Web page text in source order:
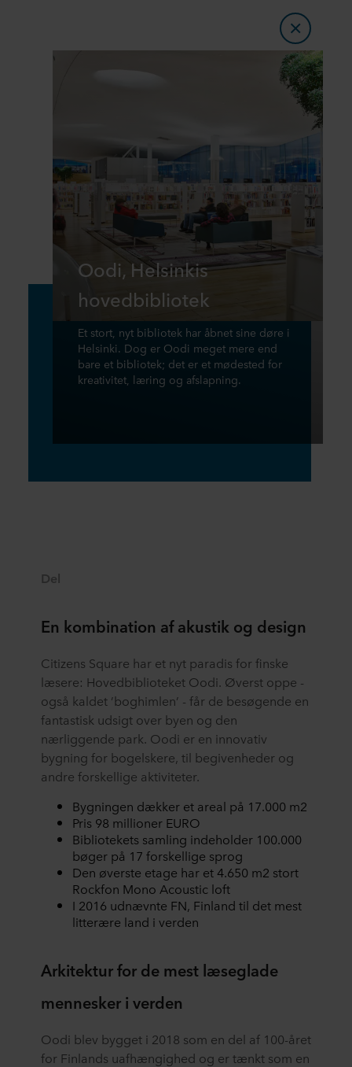
Oodi, Helsinkis
hovedbibliotek
Et stort, nyt bibliotek har åbnet sine døre i
Helsinki. Dog er Oodi meget mere end
bare et bibliotek; det er et mødested for
kreativitet, læring og afslapning.
Del
En kombination af akustik og design
Citizens Square har et nyt paradis for finske
læsere: Hovedbiblioteket Oodi. Øverst oppe -
også kaldet ’boghimlen’ - får de besøgende en
fantastisk udsigt over byen og den
nærliggende park. Oodi er en innovativ
bygning for bogelskere, til begivenheder og
andre forskellige aktiviteter.
Bygningen dækker et areal på 17.000 m2
Pris 98 millioner EURO
Bibliotekets samling indeholder 100.000
bøger på 17 forskellige sprog
Den øverste etage har et 4.650 m2 stort
Rockfon Mono Acoustic loft
I 2016 udnævnte FN, Finland til det mest
litterære land i verden
Arkitektur for de mest læseglade
mennesker i verden
Oodi blev bygget i 2018 som en del af 100-året
for Finlands uafhængighed og er tænkt som en